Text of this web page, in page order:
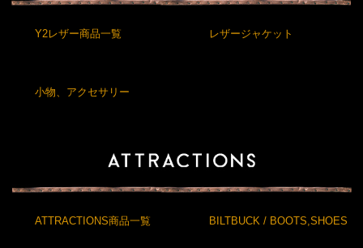
Y2レザー商品一覧 レザージャケット
小物、アクセサリー
ATTRACTIONS商品一覧 BILTBUCK / BOOTS,SHOES